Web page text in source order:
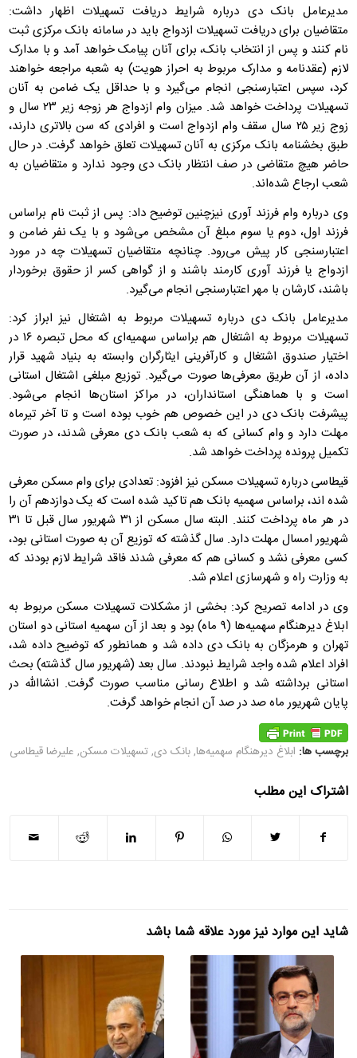
مدیرعامل بانک دی درباره شرایط دریافت تسهیلات اظهار داشت:
متقاضیان برای دریافت تسهیلات ازدواج باید در سامانه بانک مرکزی ثبت
نام کنند و پس از انتخاب بانک، برای آنان پیامک خواهد آمد و با مدارک
لازم (عقدنامه و مدارک مربوط به احراز هویت) به شعبه مراجعه خواهند
کرد، سپس اعتبارسنجی انجام می‌گیرد و با حداقل یک ضامن به آنان
تسهیلات پرداخت خواهد شد. میزان وام ازدواج هر زوجه زیر ۲۳ سال و
زوج زیر ۲۵ سال سقف وام ازدواج است و افرادی که سن بالاتری دارند،
طبق بخشنامه بانک مرکزی به آنان تسهیلات تعلق خواهد گرفت. در حال
حاضر هیچ متقاضی در صف انتظار بانک دی وجود ندارد و متقاضیان به
شعب ارجاع شده‌اند.
وی درباره وام فرزند آوری نیزچنین توضیح داد: پس از ثبت نام براساس
فرزند اول، دوم یا سوم مبلغ آن مشخص می‌شود و با یک نفر ضامن و
اعتبارسنجی کار پیش می‌رود. چنانچه متقاضیان تسهیلات چه در مورد
ازدواج یا فرزند آوری کارمند باشند و از گواهی کسر از حقوق برخوردار
باشند، کارشان با مهر اعتبارسنجی انجام می‌گیرد.
مدیرعامل بانک دی درباره تسهیلات مربوط به اشتغال نیز ابراز کرد:
تسهیلات مربوط به اشتغال هم براساس سهمیه‌ای که محل تبصره ۱۶ در
اختیار صندوق اشتغال و کارآفرینی ایثارگران وابسته به بنیاد شهید قرار
داده، از آن طریق معرفی‌ها صورت می‌گیرد. توزیع مبلغی اشتغال استانی
است و با هماهنگی استانداران، در مراکز استان‌ها انجام می‌شود.
پیشرفت بانک دی در این خصوص هم خوب بوده است و تا آخر تیرماه
مهلت دارد و وام کسانی که به شعب بانک دی معرفی شدند، در صورت
تکمیل پرونده پرداخت خواهد شد.
قیطاسی درباره تسهیلات مسکن نیز افزود: تعدادی برای وام مسکن معرفی
شده اند، براساس سهمیه بانک هم تاکید شده است که یک دوازدهم آن را
در هر ماه پرداخت کنند. البته سال مسکن از ۳۱ شهریور سال قبل تا ۳۱
شهریور امسال مهلت دارد. سال گذشته که توزیع آن به صورت استانی بود،
کسی معرفی نشد و کسانی هم که معرفی شدند فاقد شرایط لازم بودند که
به وزارت راه و شهرسازی اعلام شد.
وی در ادامه تصریح کرد: بخشی از مشکلات تسهیلات مسکن مربوط به
ابلاغ دیرهنگام سهمیه‌ها (۹ ماه) بود و بعد از آن سهمیه استانی دو استان
تهران و هرمزگان به بانک دی داده شد و همانطور که توضیح داده شد،
افراد اعلام شده واجد شرایط نبودند. سال بعد (شهریور سال گذشته) بحث
استانی برداشته شد و اطلاع رسانی مناسب صورت گرفت. انشاالله در
پایان شهریور ماه صد در صد آن انجام خواهد گرفت.
برچسب ها: ابلاغ دیرهنگام سهمیه‌ها,بانک دی,تسهیلات مسکن, علیرضا قیطاسی
اشتراک این مطلب
شاید این موارد نیز مورد علاقه شما باشد